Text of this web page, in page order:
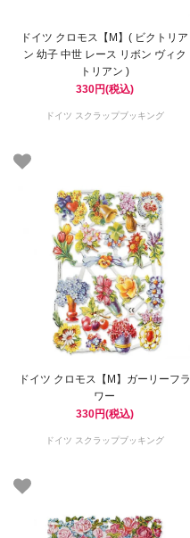
ドイツ クロモス【M】( ビクトリア
ン 幼子 中世 レース リボン ヴィク
トリアン )
330円(税込)
ドイツ スクラップブッキング
ドイツ クロモス【M】ガーリーフラ
ワー
330円(税込)
ドイツ スクラップブッキング